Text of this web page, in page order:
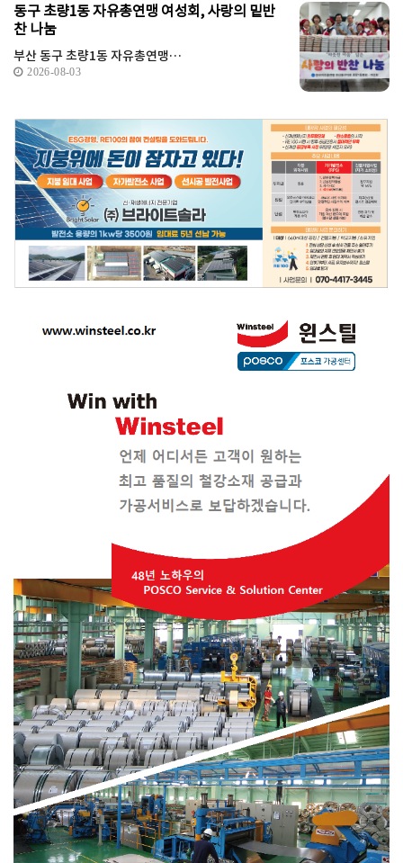
동구 초량1동 자유총연맹 여성회, 사랑의 밑반
찬 나눔
부산 동구 초량1동 자유총연맹…
2026-08-03